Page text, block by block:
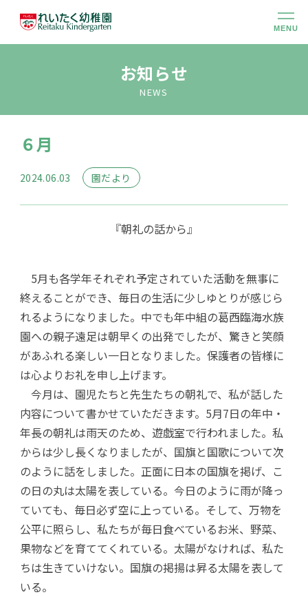
MENU
幼稚園のこと
大切にしていること
未就園児クラス
アクセス
お知らせ
NEWS
６月
2024.06.03 園だより
『朝礼の話から』
5月も各学年それぞれ予定されていた活動を無事に
終えることができ、毎日の生活に少しゆとりが感じら
れるようになりました。中でも年中組の葛西臨海水族
園への親子遠足は朝早くの出発でしたが、驚きと笑顔
があふれる楽しい一日となりました。保護者の皆様に
は心よりお礼を申し上げます。
今月は、園児たちと先生たちの朝礼で、私が話した
内容について書かせていただきます。5月7日の年中・
年長の朝礼は雨天のため、遊戯室で行われました。私
からは少し長くなりましたが、国旗と国歌について次
のように話をしました。正面に日本の国旗を掲げ、こ
の日の丸は太陽を表している。今日のように雨が降っ
ていても、毎日必ず空に上っている。そして、万物を
公平に照らし、私たちが毎日食べているお米、野菜、
果物などを育ててくれている。太陽がなければ、私た
ちは生きていけない。国旗の掲揚は昇る太陽を表して
いる。